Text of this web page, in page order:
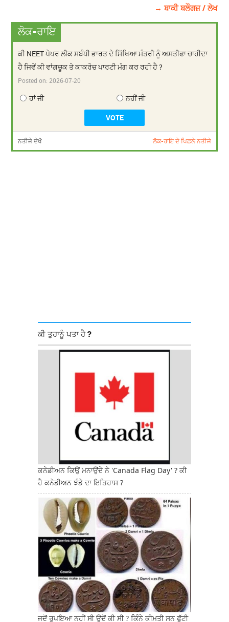
→ ਬਾਕੀ ਬਲੌਗਜ਼ / ਲੇਖ
ਲੋਕ-ਰਾਇ
ਕੀ NEET ਪੇਪਰ ਲੀਕ ਸਬੰਧੀ ਭਾਰਤ ਦੇ ਸਿੱਖਿਆ ਮੰਤਰੀ ਨੂੰ ਅਸਤੀਫਾ ਚਾਹੀਦਾ
ਹੈ ਜਿਵੇਂ ਕੀ ਵਾਂਗਚੂਕ ਤੇ ਕਾਕਰੋਚ ਪਾਰਟੀ ਮੰਗ ਕਰ ਰਹੀ ਹੈ ?
Posted on:2026-07-20
ਹਾਂ ਜੀ ਨਹੀਂ ਜੀ
ਨਤੀਜੇ ਦੇਖੋ ਲੋਕ-ਰਾਇ ਦੇ ਪਿਛਲੇ ਨਤੀਜੇ
ਕੀ ਤੁਹਾਨੂੰ ਪਤਾ ਹੈ ?
ਕਨੇਡੀਅਨ ਕਿਉਂ ਮਨਾਉਂਦੇ ਨੇ 'Canada Flag Day' ? ਕੀ
ਹੈ ਕਨੇਡੀਅਨ ਝੰਡੇ ਦਾ ਇਤਿਹਾਸ ?
ਜਦੋਂ ਰੁਪਇਆ ਨਹੀਂ ਸੀ ਉਦੋਂ ਕੀ ਸੀ ? ਕਿੰਨੇ ਕੀਮਤੀ ਸਨ ਫੁੱਟੀ